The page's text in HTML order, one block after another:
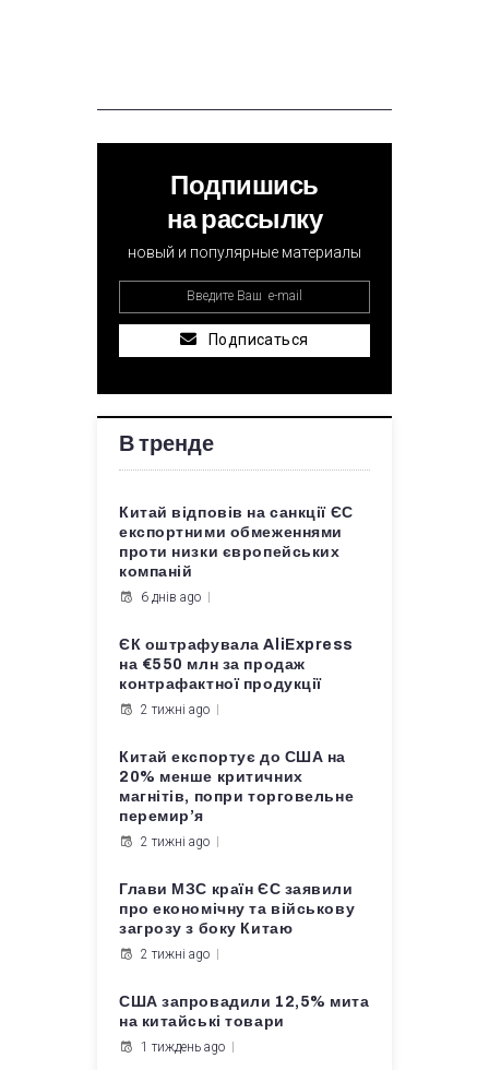
Подпишись
на рассылку
новый и популярные материалы
Подписаться
В тренде
Китай відповів на санкції ЄС
експортними обмеженнями
проти низки європейських
компаній
6 днів ago
ЄК оштрафувала AliExpress
на €550 млн за продаж
контрафактної продукції
2 тижні ago
Китай експортує до США на
20% менше критичних
магнітів, попри торговельне
перемир’я
2 тижні ago
Глави МЗС країн ЄС заявили
про економічну та військову
загрозу з боку Китаю
2 тижні ago
США запровадили 12,5% мита
на китайські товари
1 тиждень ago